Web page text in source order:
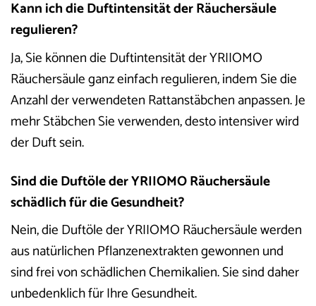
Kann ich die Duftintensität der Räuchersäule
regulieren?
Ja, Sie können die Duftintensität der YRIIOMO
Räuchersäule ganz einfach regulieren, indem Sie die
Anzahl der verwendeten Rattanstäbchen anpassen. Je
mehr Stäbchen Sie verwenden, desto intensiver wird
der Duft sein.
Sind die Duftöle der YRIIOMO Räuchersäule
schädlich für die Gesundheit?
Nein, die Duftöle der YRIIOMO Räuchersäule werden
aus natürlichen Pflanzenextrakten gewonnen und
sind frei von schädlichen Chemikalien. Sie sind daher
unbedenklich für Ihre Gesundheit.